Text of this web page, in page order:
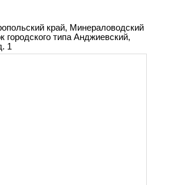
край, Минераловодский
городского типа Анджиевский,
1